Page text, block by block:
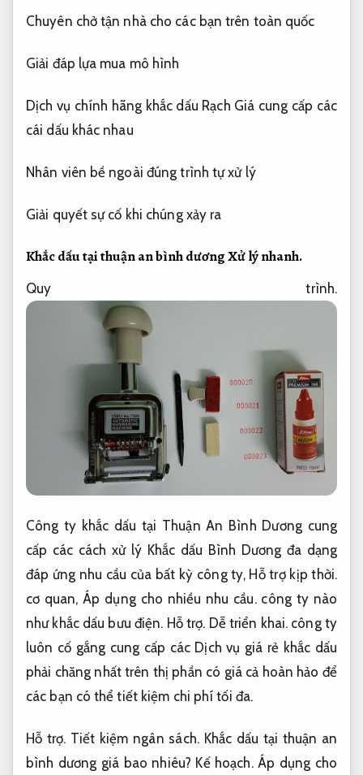
Chuyên chở tận nhà cho các bạn trên toàn quốc
Giải đáp lựa mua mô hình
Dịch vụ chính hãng khắc dấu Rạch Giá cung cấp các
cái dấu khác nhau
Nhân viên bề ngoài đúng trình tự xử lý
Giải quyết sự cố khi chúng xảy ra
Khắc dấu tại thuận an bình dươngXử lý nhanh.
Quy trình.
Công ty khắc dấu tại Thuận An Bình Dương cung
cấp các cách xử lý Khắc dấu Bình Dương đa dạng
đáp ứng nhu cầu của bất kỳ công ty, Hỗ trợ kịp thời.
cơ quan, Áp dụng cho nhiều nhu cầu.công ty nào
như khắc dấu bưu điện. Hỗ trợ. Dễ triển khai. công ty
luôn cố gắng cung cấp các Dịch vụ giá rẻ khắc dấu
phải chăng nhất trên thị phần có giá cả hoàn hảo để
các bạn có thể tiết kiệm chi phí tối đa.
Hỗ trợ. Tiết kiệm ngân sách.Khắc dấu tại thuận an
bình dương giá bao nhiêu? Kế hoạch. Áp dụng cho